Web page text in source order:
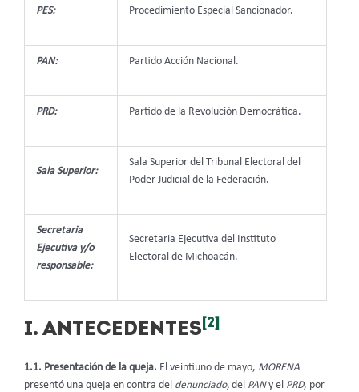
PES: Procedimiento Especial Sancionador.
PAN: Partido Acción Nacional.
PRD: Partido de la Revolución Democrática.
Sala Superior:
Sala Superior del Tribunal Electoral del
Poder Judicial de la Federación.
Secretaria
Ejecutiva y/o
responsable:
Secretaria Ejecutiva del Instituto
Electoral de Michoacán.
I. ANTECEDENTES [2]
1.1. Presentación de la queja. El veintiuno de mayo, MORENA
presentó una queja en contra del denunciado, del PANy el PRD, por